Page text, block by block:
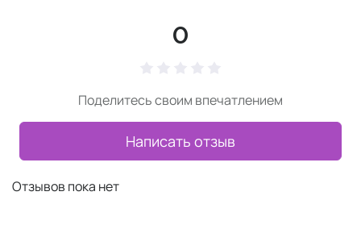
0
Поделитесь своим впечатлением
Написать отзыв
Отзывов пока нет